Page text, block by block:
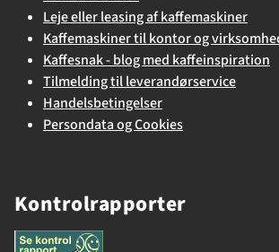
Leje eller leasing af kaffemaskiner
Kaffemaskiner til kontor og
Kaffesnak - blog med kaffeinspiration
Tilmelding til leverandørservice
Handelsbetingelser
Persondata og Cookies
Kontrolrapporter